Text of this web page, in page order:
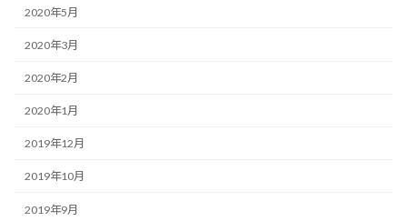
2020年5月
2020年3月
2020年2月
2020年1月
2019年12月
2019年10月
2019年9月